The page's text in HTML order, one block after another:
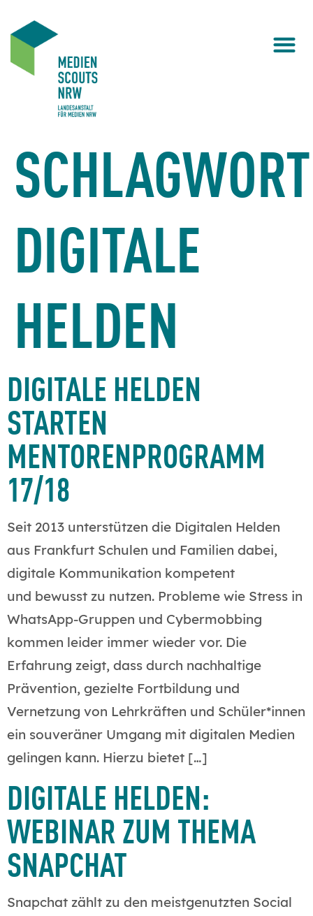
DIGITALE
HELDEN
DIGITALE HELDEN
STARTEN
MENTORENPROGRAMM
17/18
Seit 2013 unterstützen die Digitalen Helden
aus Frankfurt Schulen und Familien dabei,
digitale Kommunikation kompetent
und bewusst zu nutzen. Probleme wie Stress in
WhatsApp-Gruppen und Cybermobbing
kommen leider immer wieder vor. Die
Erfahrung zeigt, dass durch nachhaltige
Prävention, gezielte Fortbildung und
Vernetzung von Lehrkräften und Schüler*innen
ein souveräner Umgang mit digitalen Medien
gelingen kann. Hierzu bietet […]
DIGITALE HELDEN:
WEBINAR ZUM THEMA
SNAPCHAT
Snapchat zählt zu den meistgenutzten Social